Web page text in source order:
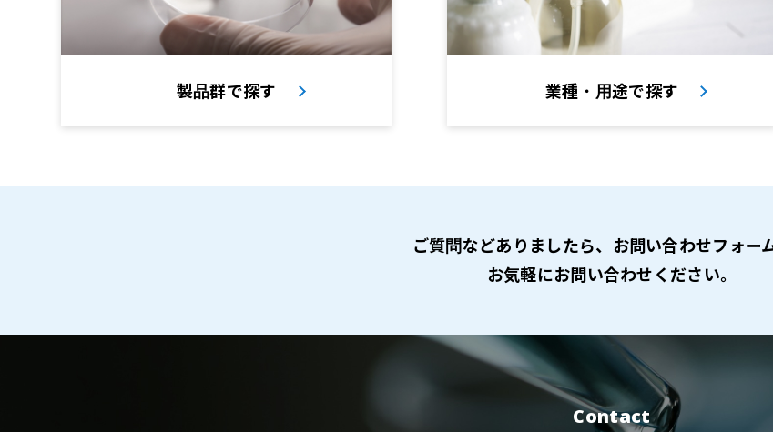
製品群で探す 業種・用途で探す
ご質問などありましたら、 お問い合わせフォー
お気軽にお問い合わせください。
Contact